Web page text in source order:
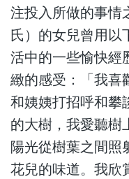
注投入所做的事情
氏）的女兒曾用以
活中的一些愉快經
緻的感受：「我喜
和姨姨打招呼和攀
的大樹，我愛聽樹
陽光從樹葉之間照
花兒的味道。我欣